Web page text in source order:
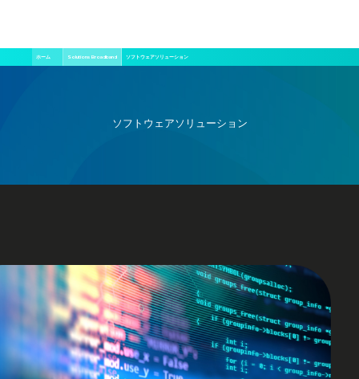
イ
ン
ホーム Solutions Broadband ソフトウェアソリューション
ソフトウェアソリューション